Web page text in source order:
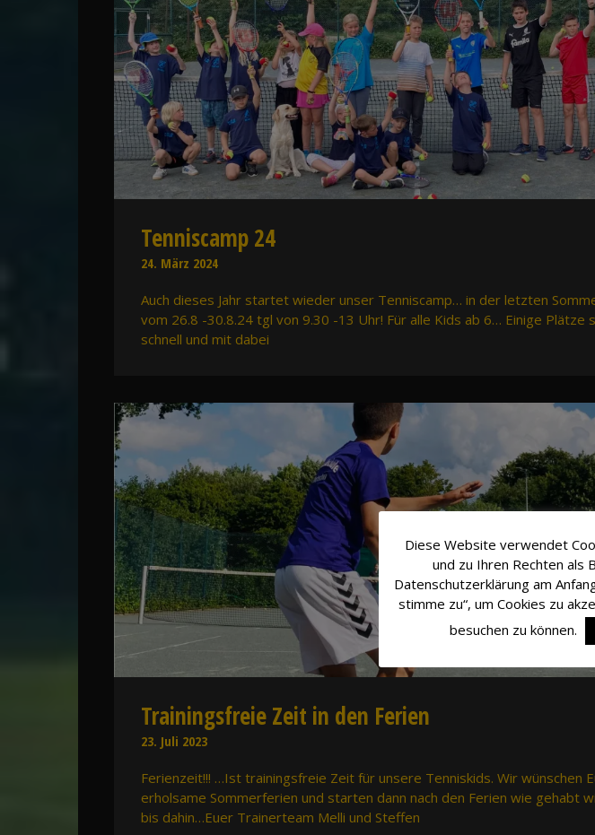
Tenniscamp 24
24. März 2024
Auch dieses Jahr startet wieder unser Tenniscamp… in der letzten
vom 26.8 -30.8.24 tgl von 9.30 -13 Uhr! Für alle Kids ab 6… Einige Plätze
schnell und mit dabei
Trainingsfreie Zeit in den Ferien
23. Juli 2023
Ferienzeit!!! …Ist trainingsfreie Zeit für unsere Tenniskids. Wir wünschen
erholsame Sommerferien und starten dann nach den Ferien wie gehabt
bis dahin…Euer Trainerteam Melli und Steffen
Diese Website verwendet
und zu Ihren Rechten als
Datenschutzerklärung am
stimme zu“, um Cookies zu
besuchen zu können.